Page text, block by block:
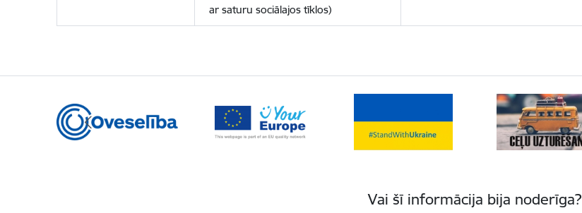
ar saturu sociālajos tīklos)
Vai šī informācija bija noderīga?